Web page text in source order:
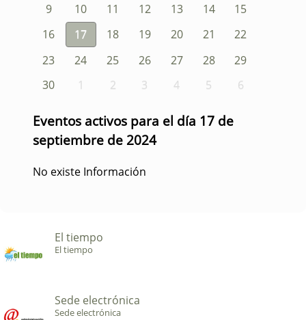
9
10 11 12 13 14
15
16
17 18 19 20 21
22
23
24 25 26 27 28
29
30
1 2 3 4 5 6
Eventos activos para el día 17 de
septiembre de 2024
No existe Información
El tiempo
El tiempo
Sede electrónica
Sede electrónica